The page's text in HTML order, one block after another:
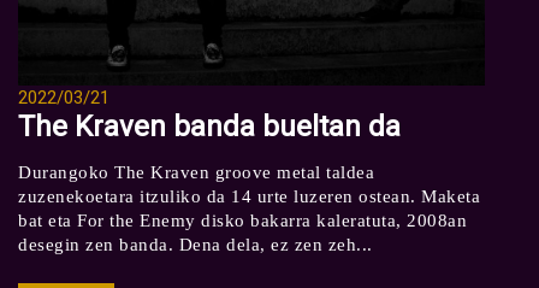
2022/03/21
The Kraven banda bueltan da
Durangoko The Kraven groove metal taldea
zuzenekoetara itzuliko da 14 urte luzeren ostean. Maketa
bat eta For the Enemy disko bakarra kaleratuta, 2008an
desegin zen banda. Dena dela, ez zen zeh...